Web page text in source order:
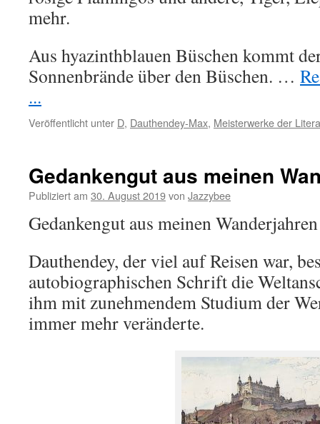
mehr.
Aus hyazinthblauen Büschen kommt
Sonnenbrände über den Büschen. …
...
Veröffentlicht unter D, Dauthendey-Max, Meisterwerke der
Gedankengut aus meinen
Publiziert am 30. August 2019von Jazzybee
Gedankengut aus meinen
Dauthendey, der viel auf Reisen war,
autobiographischen Schrift die
ihm mit zunehmendem Studium der
immer mehr veränderte.